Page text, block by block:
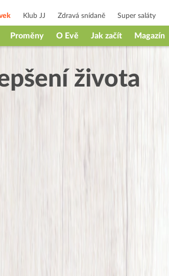
Klub JJ Zdravá snídaně Super saláty
Proměny O Evě Jak začít Magazín
života